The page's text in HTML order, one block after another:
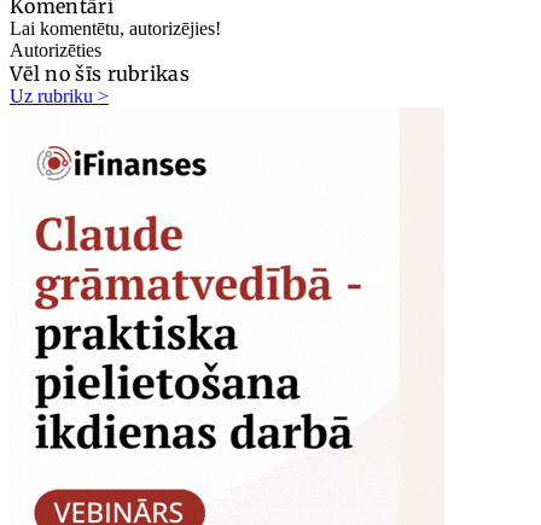
Komentāri
Lai komentētu, autorizējies!
Autorizēties
Vēl no šīs rubrikas
Uz rubriku >